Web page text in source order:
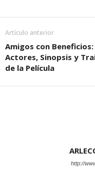
Artículo anterior
Amigos con Beneficios:
Actores, Sinopsis y
de la Película
http://